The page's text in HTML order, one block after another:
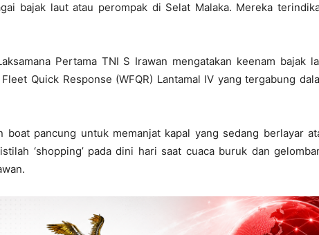
bajak laut atau perompak di Selat Malaka. Mereka
Pertama TNI S Irawan mengatakan keenam bajak
Quick Response (WFQR) Lantamal IV yang tergabung
boat pancung untuk memanjat kapal yang sedang berlayar
‘shopping’ pada dini hari saat cuaca buruk dan